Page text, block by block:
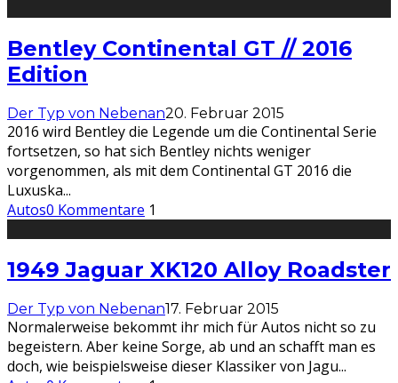
Bentley Continental GT // 2016
Edition
Der Typ von Nebenan20. Februar 2015
2016 wird Bentley die Legende um die Continental Serie
fortsetzen, so hat sich Bentley nichts weniger
vorgenommen, als mit dem Continental GT 2016 die
Luxuska...
Autos0 Kommentare 1
1949 Jaguar XK120 Alloy Roadster
Der Typ von Nebenan17. Februar 2015
Normalerweise bekommt ihr mich für Autos nicht so zu
begeistern. Aber keine Sorge, ab und an schafft man es
doch, wie beispielsweise dieser Klassiker von Jagu...